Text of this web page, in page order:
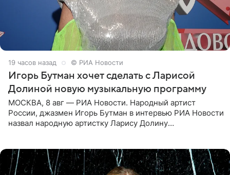
19 часов назад © РИА Новости
Игорь Бутман хочет сделать с Ларисой
Долиной новую музыкальную программу
МОСКВА, 8 авг — РИА Новости. Народный артист
России, джазмен Игорь Бутман в интервью РИА Новости
назвал народную артистку Ларису Долину